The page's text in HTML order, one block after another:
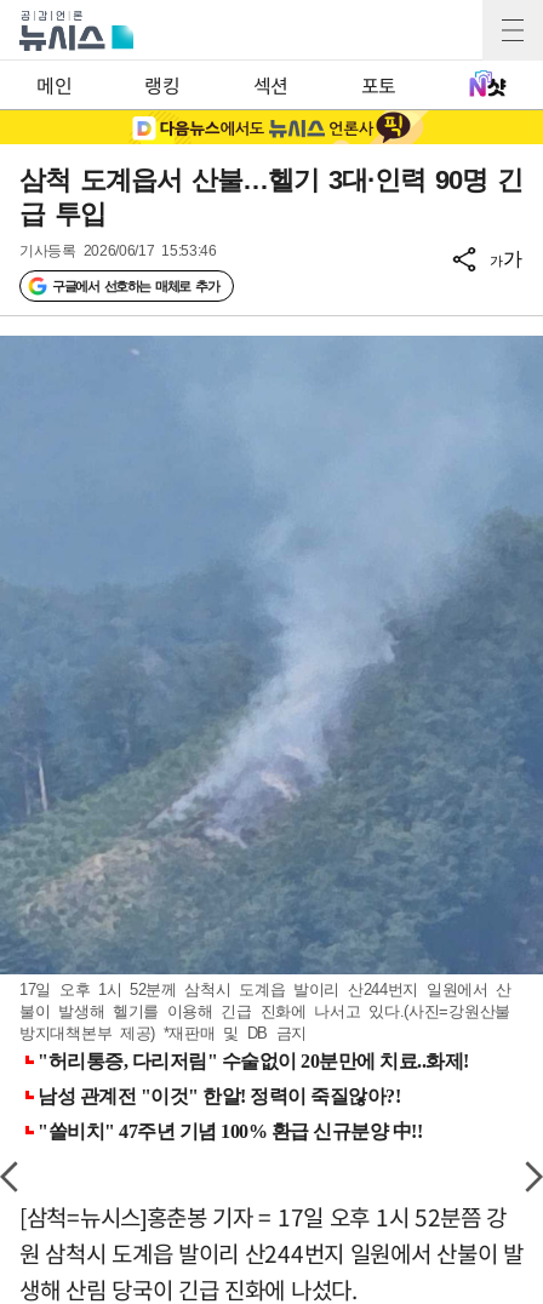
메인 랭킹 섹션 포토
삼척 도계읍서 산불…헬기 3대·인력 90명 긴
급 투입
기사등록 2026/06/17 15:53:46
구글에서 선호하는 매체로 추가
가가
17일 오후 1시 52분께 삼척시 도계읍 발이리 산244번지 일원에서 산
불이 발생해 헬기를 이용해 긴급 진화에 나서고 있다.(사진=강원산불
방지대책본부 제공) *재판매 및 DB 금지
[삼척=뉴시스]홍춘봉 기자 = 17일 오후 1시 52분쯤 강
원 삼척시 도계읍 발이리 산244번지 일원에서 산불이 발
생해 산림 당국이 긴급 진화에 나섰다.